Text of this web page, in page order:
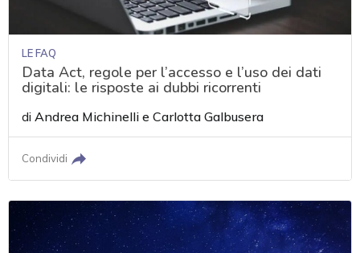
LE FAQ
Data Act, regole per l’accesso e l’uso dei dati
digitali: le risposte ai dubbi ricorrenti
diAndrea Michinelli eCarlotta Galbusera
Condividi